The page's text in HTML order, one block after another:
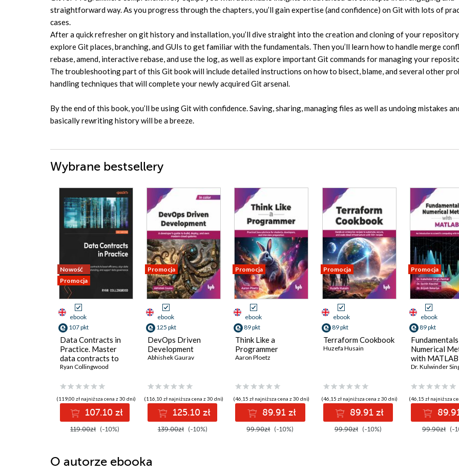
straightforward way. As you progress through the chapters, you’ll gain expertise (and confidence) on Git with lots of
cases.
After a quick refresher on git history and installation, you’ll dive straight into the creation and cloning of your repository.
explore Git places, branching, and GUIs to get familiar with the fundamentals. Then you’ll learn how to handle merge
rebase, amend, interactive rebase, and use the log, as well as explore important Git commands for managing your
The troubleshooting part of this Git book will include detailed instructions on how to bisect, blame, and several other
handling techniques that will complete your newly acquired Git arsenal.
By the end of this book, you’ll be using Git with confidence. Saving, sharing, managing files as well as undoing mistakes
basically rewriting history will be a breeze.
Wybrane bestsellery
Nowość
Promocja
ebook
107 pkt
Data Contracts in
Practice. Master
data contracts to
boost efficiency,
understanding, and
support data
governance
Ryan Collingwood
(119,00 zł najniższa cena z 30 dni)
107.10 zł
119.00zł (-10%)
Promocja
ebook
125 pkt
DevOps Driven
Development
Abhishek Gaurav
(116,10 zł najniższa cena z 30 dni)
125.10 zł
139.00zł (-10%)
Promocja
ebook
89 pkt
Think Like a
Programmer
Aaron Ploetz
(46,15 zł najniższa cena z 30 dni)
89.91 zł
99.90zł (-10%)
Promocja
ebook
89 pkt
Terraform Cookbook
Huzefa Husain
(46,15 zł najniższa cena z 30 dni)
89.91 zł
99.90zł (-10%)
Promocja
ebook
89 pkt
Numerical
with MATLAB
(46,15 zł najniższa
99.90zł (-
O autorze ebooka